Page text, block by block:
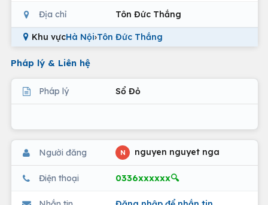
Địa chỉ Tôn Đức Thắng
Khu vựcHà Nội›Tôn Đức Thắng
Pháp lý & Liên hệ
Pháp lý Sổ Đỏ
Người đăng N nguyen nguyet nga
Điện thoại 0336xxxxxx🔍